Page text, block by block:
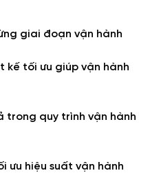
giai đoạn vận hành
kế tối ưu giúp vận hành
trong quy trình vận hành
ưu hiệu suất vận hành